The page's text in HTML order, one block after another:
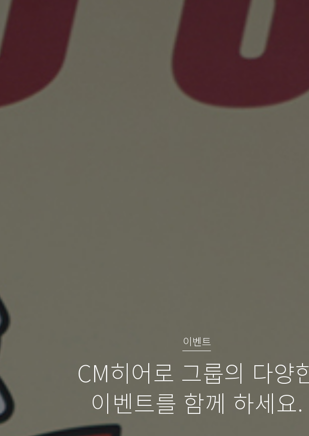
이벤트
CM히어로 그룹의 다양
이벤트를 함께 하세요.